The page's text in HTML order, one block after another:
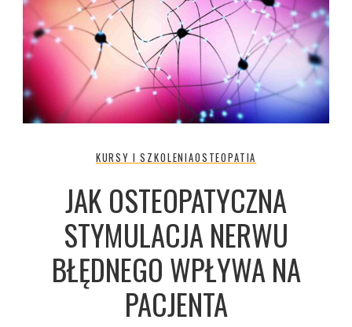
KURSY I SZKOLENIAOSTEOPATIA
JAK OSTEOPATYCZNA
STYMULACJA NERWU
BŁĘDNEGO WPŁYWA NA
PACJENTA